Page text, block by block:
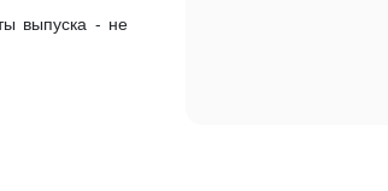
выпуска - не